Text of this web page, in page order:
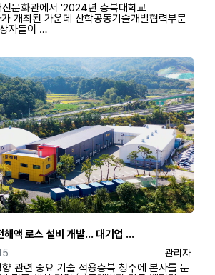
문화관에서 '2024년 충북대학교
개최된 가운데 산학공동기술개발협력부문
자들이 …
액 로스 설비 개발… 대기업 …
등록자
관리자
향 관련 중요 기술 적용충북 청주에 본사를 둔